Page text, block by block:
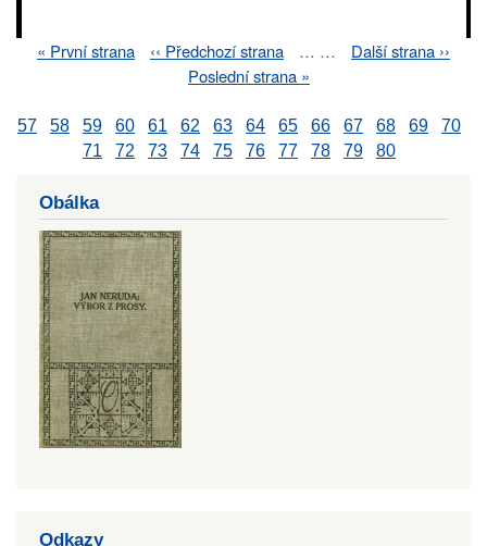
First
« První strana
Previous
‹‹ Předchozí strana … …
Next
Další strana ››
Last
Poslední strana »
57 58 59 60 61 62 63 64 65 66 67 68 69
70
71
72 73 74 75 76 77 78 79 80
Obálka
Odkazy